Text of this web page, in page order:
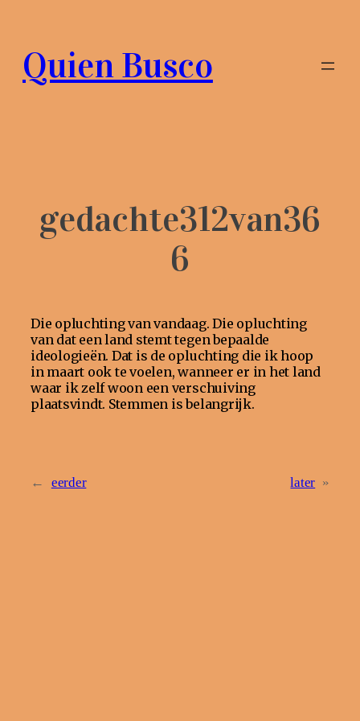
inhoud
Quien Busco
gedachte312van36
6
Die opluchting van vandaag. Die opluchting
van dat een land stemt tegen bepaalde
ideologieën. Dat is de opluchting die ik hoop
in maart ook te voelen, wanneer er in het land
waar ik zelf woon een verschuiving
plaatsvindt. Stemmen is belangrijk.
← eerder later »